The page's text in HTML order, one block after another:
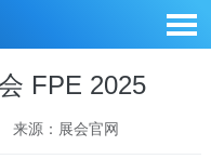
FPE 2025
来源：展会官网